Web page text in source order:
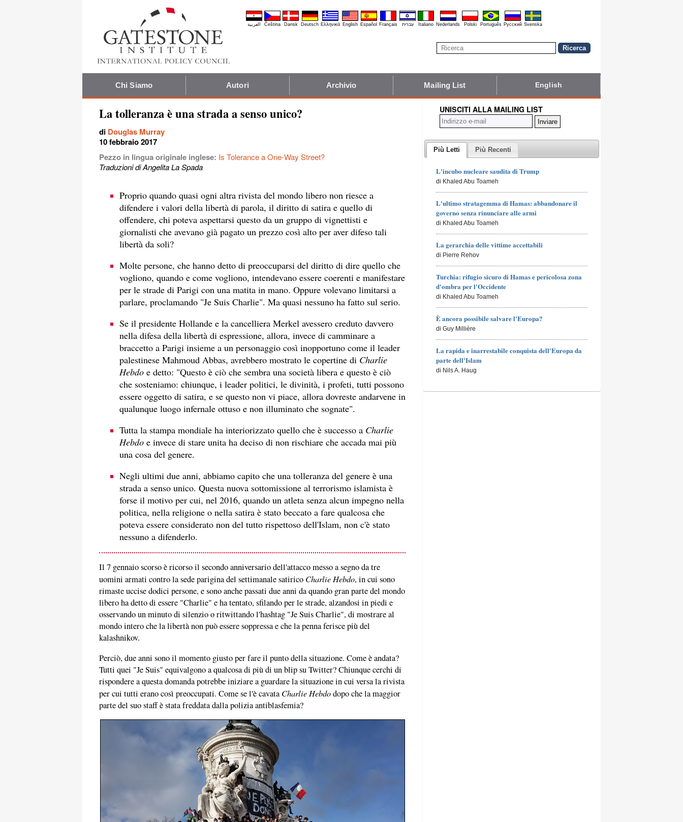
العربية Čeština Dansk Deutsch Ελληνικά English Español Français עברית Italiano Nederlands Polski Português Pyccĸий Svenska
Chi Siamo Autori Archivio Mailing List English
La tolleranza è una strada a senso unico?
di Douglas Murray
10 febbraio 2017
Pezzo in lingua originale inglese: Is Tolerance a One-Way Street?
Traduzioni di Angelita La Spada
Proprio quando quasi ogni altra rivista del mondo libero non riesce a
difendere i valori della libertà di parola, il diritto di satira e quello di
offendere, chi poteva aspettarsi questo da un gruppo di vignettisti e
giornalisti che avevano già pagato un prezzo così alto per aver difeso tali
libertà da soli?
Molte persone, che hanno detto di preoccuparsi del diritto di dire quello che
vogliono, quando e come vogliono, intendevano essere coerenti e manifestare
per le strade di Parigi con una matita in mano. Oppure volevano limitarsi a
parlare, proclamando "Je Suis Charlie". Ma quasi nessuno ha fatto sul serio.
Se il presidente Hollande e la cancelliera Merkel avessero creduto davvero
nella difesa della libertà di espressione, allora, invece di camminare a
braccetto a Parigi insieme a un personaggio così inopportuno come il leader
palestinese Mahmoud Abbas, avrebbero mostrato le copertine di Charlie
Hebdo e detto: "Questo è ciò che sembra una società libera e questo è ciò
che sosteniamo: chiunque, i leader politici, le divinità, i profeti, tutti possono
essere oggetto di satira, e se questo non vi piace, allora dovreste andarvene in
qualunque luogo infernale ottuso e non illuminato che sognate".
Tutta la stampa mondiale ha interiorizzato quello che è successo a Charlie
Hebdo e invece di stare unita ha deciso di non rischiare che accada mai più
una cosa del genere.
Negli ultimi due anni, abbiamo capito che una tolleranza del genere è una
strada a senso unico. Questa nuova sottomissione al terrorismo islamista è
forse il motivo per cui, nel 2016, quando un atleta senza alcun impegno nella
politica, nella religione o nella satira è stato beccato a fare qualcosa che
poteva essere considerato non del tutto rispettoso dell'Islam, non c'è stato
nessuno a difenderlo.
Il 7 gennaio scorso è ricorso il secondo anniversario dell'attacco messo a segno da tre
uomini armati contro la sede parigina del settimanale satirico Charlie Hebdo, in cui sono
rimaste uccise dodici persone, e sono anche passati due anni da quando gran parte del mondo
libero ha detto di essere "Charlie" e ha tentato, sfilando per le strade, alzandosi in piedi e
osservando un minuto di silenzio o ritwittando l'hashtag "Je Suis Charlie", di mostrare al
mondo intero che la libertà non può essere soppressa e che la penna ferisce più del
kalashnikov.
Perciò, due anni sono il momento giusto per fare il punto della situazione. Come è andata?
Tutti quei "Je Suis" equivalgono a qualcosa di più di un blip su Twitter? Chiunque cerchi di
rispondere a questa domanda potrebbe iniziare a guardare la situazione in cui versa la rivista
per cui tutti erano così preoccupati. Come se l'è cavata Charlie Hebdodopo che la maggior
parte del suo staff è stata freddata dalla polizia antiblasfemia?
UNISCITI ALLA MAILING LIST
Più Letti Più Recenti
L'incubo nucleare saudita di Trump
di Khaled Abu Toameh
L'ultimo stratagemma di Hamas: abbandonare il
governo senza rinunciare alle armi
di Khaled Abu Toameh
La gerarchia delle vittime accettabili
di Pierre Rehov
Turchia: rifugio sicuro di Hamas e pericolosa zona
d'ombra per l'Occidente
di Khaled Abu Toameh
È ancora possibile salvare l'Europa?
di Guy Millière
La rapida e inarrestabile conquista dell'Europa da
parte dell'Islam
di Nils A. Haug